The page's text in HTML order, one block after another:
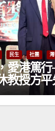
民生 社團 灣
愛港篤
教授方